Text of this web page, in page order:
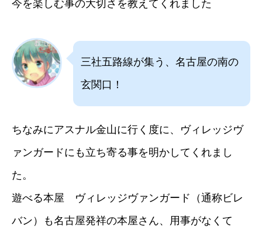
今を楽しむ事の大切さを教えてくれました
三社五路線が集う、名古屋の南の
玄関口！
ちなみにアスナル金山に行く度に、ヴィレッジヴ
ァンガードにも立ち寄る事を明かしてくれまし
た。
遊べる本屋 ヴィレッジヴァンガード（通称ビレ
バン）も名古屋発祥の本屋さん、用事がなくて